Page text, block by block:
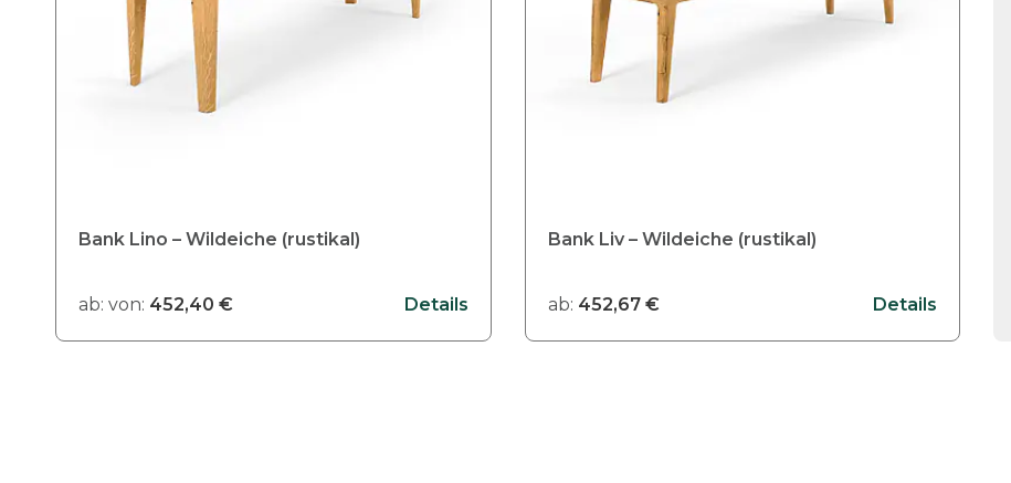
Bank Lino – Wildeiche (rustikal)
ab: von: 452,40 € Details
Bank Liv – Wildeiche (rustikal)
ab: 452,67 € Details